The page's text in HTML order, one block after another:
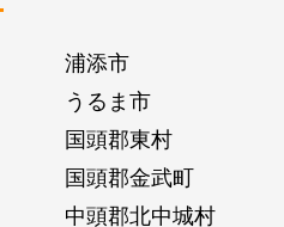
浦添市
うるま市
国頭郡東村
国頭郡金武町
中頭郡北中城村